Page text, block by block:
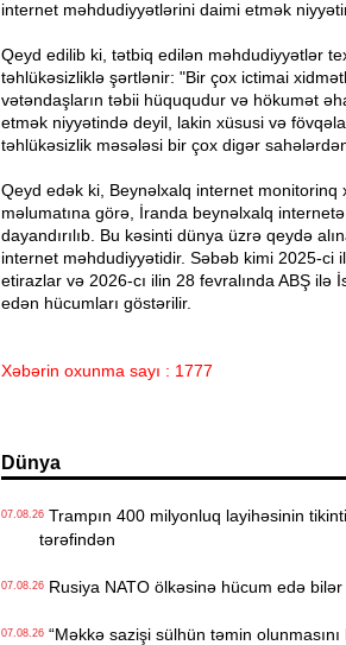
internet məhdudiyyətlərini daimi etmək
Qeyd edilib ki, tətbiq edilən məhdudiyyətlər
təhlükəsizliklə şərtlənir: "Bir çox ictimai
vətəndaşların təbii hüququdur və hökumət
etmək niyyətində deyil, lakin xüsusi və
təhlükəsizlik məsələsi bir çox digər
Qeyd edək ki, Beynəlxalq internet monitorinq
məlumatına görə, İranda beynəlxalq
dayandırılıb. Bu kəsinti dünya üzrə qeydə
internet məhdudiyyətidir. Səbəb kimi 2025-ci
etirazlar və 2026-cı ilin 28 fevralında ABŞ ilə
edən hücumları göstərilir.
Xəbərin oxunma sayı : 1777
Dünya
07.08.26Trampın 400 milyonluq layihəsinin
tərəfindən
07.08.26Rusiya NATO ölkəsinə hücum edə bilər
07.08.26“Məkkə sazişi sülhün təmin